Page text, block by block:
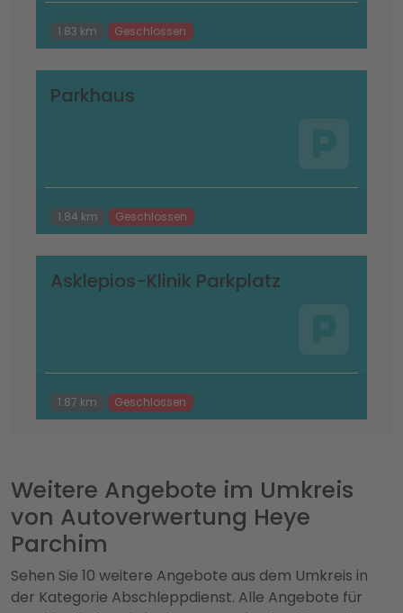
1.83 km Geschlossen
Parkhaus
1.84 km Geschlossen
Asklepios-Klinik Parkplatz
1.87 km Geschlossen
Weitere Angebote im Umkreis
von Autoverwertung Heye
Parchim
Sehen Sie 10 weitere Angebote aus dem Umkreis in
der Kategorie Abschleppdienst. Alle Angebote für